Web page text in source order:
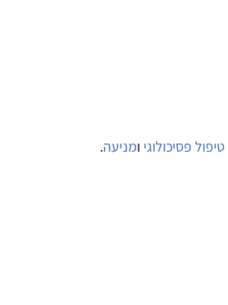
טיפול פסיכולוגי ומניעה.